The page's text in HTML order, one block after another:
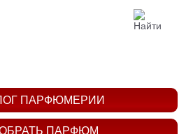
ПАРФЮМ
ПАРФЮМЕРИИ